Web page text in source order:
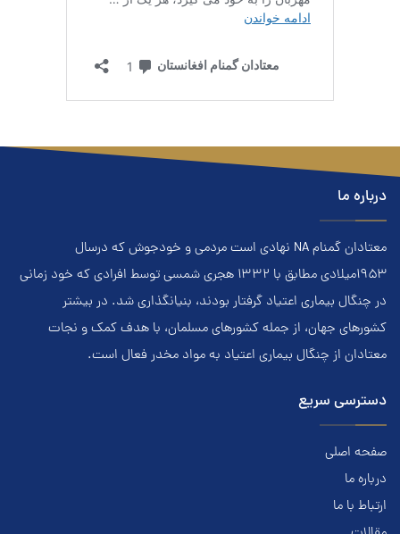
درباره ما
معتادان گمنام NA نهادي است مردمي و خودجوش که درسال
۱۹۵۳ميلادي مطابق با ۱۳۳۲ هجري‌ شمسي توسط افرادي که خود زماني
در چنگال بیماری اعتياد گرفتار بودند، بنيانگذاري شد. در بيشتر
کشور‌هاي جهان، از جمله کشور‌هاي مسلمان، با هدف کمک و نجات
معتادان از چنگال بیماری اعتياد به مواد مخدر فعال است.
دسترسی سریع
صفحه اصلی
درباره ما
ارتباط با ما